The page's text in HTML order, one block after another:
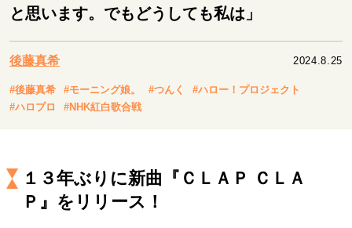
セカンドキャリアの描き方
夢を掴む選択
リーダーの流儀 変革の原動力
次世代へのバトン
トップが描く未来
と思います。でもどうしても私は」
後藤真希 2024.8.25
#後藤真希 #モーニング娘。 #つんく
#ハロー！プロジェクト
#ハロプロ
#NHK紅白歌合戦
１３年ぶりに新曲『ＣＬＡＰ ＣＬＡ
Ｐ』をリリース！